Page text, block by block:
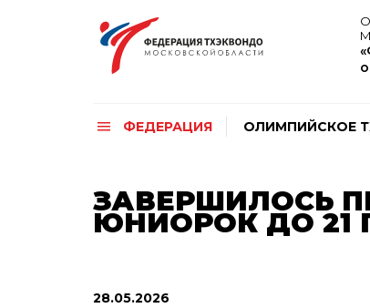
ФЕДЕРАЦИЯ ОЛИМПИЙСКОЕ
ЗАВЕРШИЛОСЬ
ЮНИОРОК ДО 21
28.05.2026